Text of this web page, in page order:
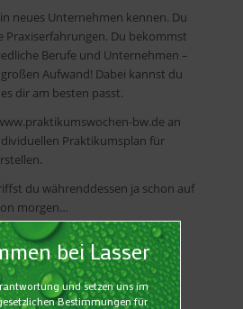
neues Unternehmen kennen. Du
Praxiserfahrungen. Du bekommst
Berufe und Unternehmen –
Aufwand! Dabei kannst du
dir am besten passt.
bw.de an
Praktikumsplan für
du währenddessen ja schon auf
morgen…
der Finest Beer Selection